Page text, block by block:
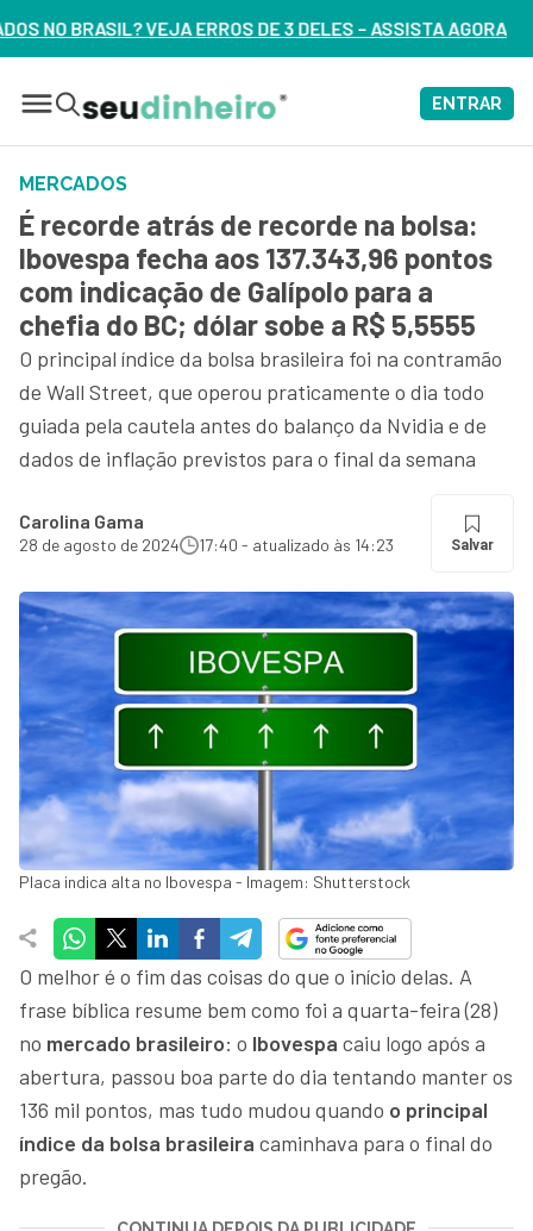
DE 3 DELES – ASSISTA AGORA
ENTRAR
MERCADOS
É recorde atrás de recorde na bolsa:
Ibovespa fecha aos 137.343,96 pontos
com indicação de Galípolo para a
chefia do BC; dólar sobe a R$ 5,5555
O principal índice da bolsa brasileira foi na contramão
de Wall Street, que operou praticamente o dia todo
guiada pela cautela antes do balanço da Nvidia e de
dados de inflação previstos para o final da semana
Carolina Gama
28 de agosto de 2024 17:40 - atualizado às 14:23 Salvar
Placa indica alta no Ibovespa - Imagem: Shutterstock
O melhor é o fim das coisas do que o início delas. A
frase bíblica resume bem como foi a quarta-feira (28)
no mercado brasileiro: o Ibovespa caiu logo após a
abertura, passou boa parte do dia tentando manter os
136 mil pontos, mas tudo mudou quando o principal
índice da bolsa brasileira caminhava para o final do
pregão.